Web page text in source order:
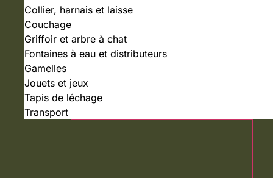
Collier, harnais et laisse
Couchage
Griffoir et arbre à chat
Fontaines à eau et distributeurs
Gamelles
Jouets et jeux
Tapis de léchage
Transport